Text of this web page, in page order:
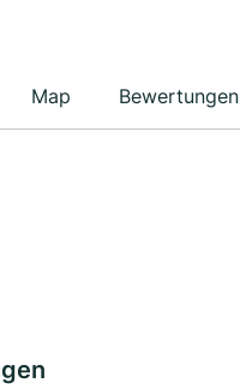
Map Bewertungen